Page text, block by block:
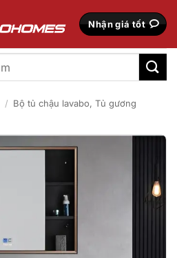
Nhận giá tốt
/ Bộ tủ chậu lavabo, Tủ gương